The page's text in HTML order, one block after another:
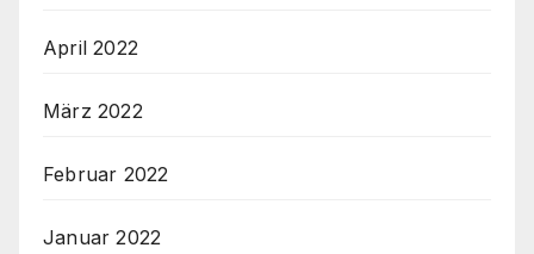
April 2022
März 2022
Februar 2022
Januar 2022